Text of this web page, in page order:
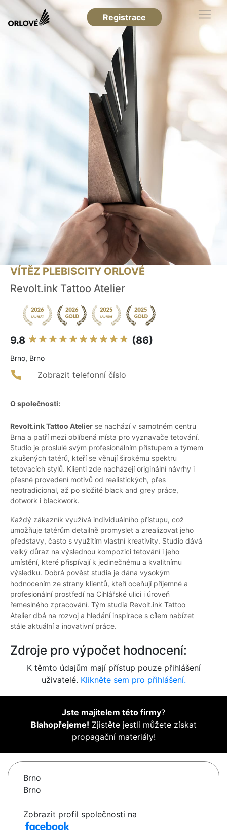
Registrace
VÍTĚZ PLEBISCITY ORLOVÉ
Revolt.ink Tattoo Atelier
9.8 (86)
Brno, Brno
Zobrazit telefonní číslo
O společnosti:
Revolt.ink Tattoo Atelier se nachází v samotném centru
Brna a patří mezi oblíbená místa pro vyznavače tetování.
Studio je proslulé svým profesionálním přístupem a týmem
zkušených tatérů, kteří se věnují širokému spektru
tetovacích stylů. Klienti zde nacházejí originální návrhy i
přesné provedení motivů od realistických, přes
neotradicional, až po složité black and grey práce,
dotwork i blackwork.
Každý zákazník využívá individuálního přístupu, což
umožňuje tatérům detailně promyslet a zrealizovat jeho
představy, často s využitím vlastní kreativity. Studio dává
velký důraz na výslednou kompozici tetování i jeho
umístění, které přispívají k jedinečnému a kvalitnímu
výsledku. Dobrá pověst studia je dána vysokým
hodnocením ze strany klientů, kteří oceňují příjemné a
profesionální prostředí na Cihlářské ulici i úroveň
řemeslného zpracování. Tým studia Revolt.ink Tattoo
Atelier dbá na rozvoj a hledání inspirace s cílem nabízet
stále aktuální a inovativní práce.
Zdroje pro výpočet hodnocení:
K těmto údajům mají přístup pouze přihlášení
uživatelé. Klikněte sem pro přihlášení.
Jste majitelem této firmy?
Blahopřejeme! Zjistěte jestli můžete získat
propagační materiály!
Brno
Brno
Zobrazit profil společnosti na